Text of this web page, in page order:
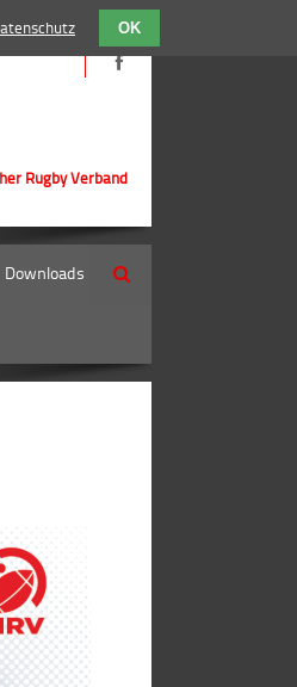
Rugby Verband
Downloads Suche
OK